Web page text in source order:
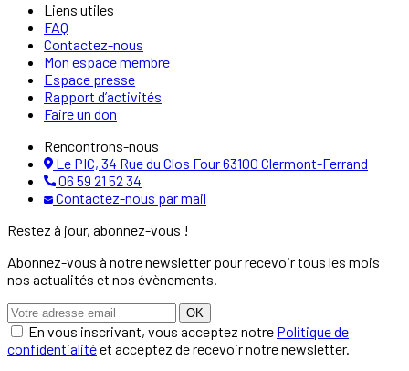
Liens utiles
FAQ
Contactez-nous
Mon espace membre
Espace presse
Rapport d’activités
Faire un don
Rencontrons-nous
Le PIC, 34 Rue du Clos Four 63100 Clermont-Ferrand
06 59 21 52 34
Contactez-nous par mail
Restez à jour, abonnez-vous !
Abonnez-vous à notre newsletter pour recevoir tous les mois
nos actualités et nos évènements.
OK
En vous inscrivant, vous acceptez notre Politique de
confidentialitéet acceptez de recevoir notre newsletter.